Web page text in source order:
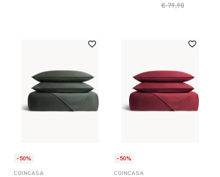
Price reduced
€ 79,90
-50%
COINCASA
-50%
COINCASA